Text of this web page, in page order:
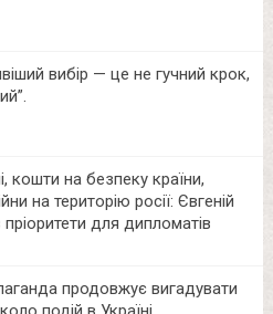
вибір — це не гучний крок,
кошти на безпеку країни,
на територію росії: Євгеній
для дипломатів
продовжує вигадувати